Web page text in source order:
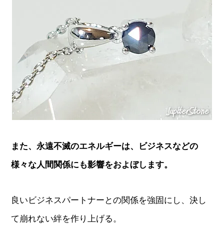
また、永遠不滅のエネルギーは、ビジネスなどの
様々な人間関係にも影響をおよぼします。
良いビジネスパートナーとの関係を強固にし、決し
て崩れない絆を作り上げる。